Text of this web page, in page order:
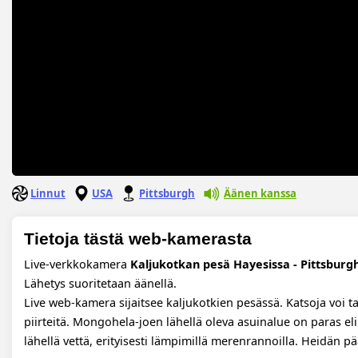
Linnut USA Pittsburgh Äänen kanssa
Tietoja tästä web-kamerasta
Live-verkkokamera Kaljukotkan pesä Hayesissa -
Lähetys suoritetaan äänellä.
Live web-kamera sijaitsee kaljukotkien pesässä. Katsoja
piirteitä. Mongohela-joen lähellä oleva asuinalue on paras
lähellä vettä, erityisesti lämpimillä merenrannoilla. Heidän